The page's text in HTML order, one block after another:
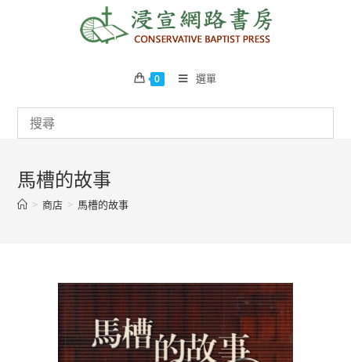
0 選單
馬槽的故事
> 商店 > 馬槽的故事